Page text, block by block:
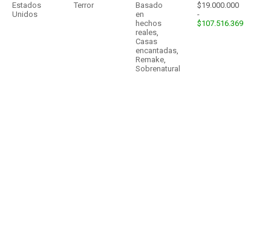
Estados
Unidos
Terror
Basado
en
hechos
reales,
Casas
encantadas,
Remake,
Sobrenatural
$19.000.000
-
$107.516.369